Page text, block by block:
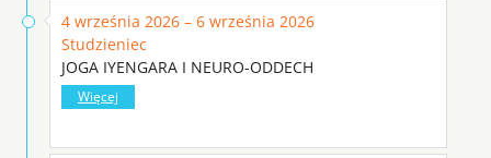
4 września 2026 – 6 września 2026
Studzieniec
JOGA IYENGARA I NEURO-ODDECH
Więcej